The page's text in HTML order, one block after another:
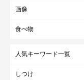
画像
食べ物
人気キーワード一覧
しつけ